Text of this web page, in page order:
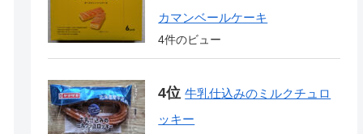
カマンベールケーキ
4件のビュー
牛乳仕込みのミルクチュロ
ッキー